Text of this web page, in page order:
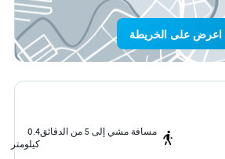
اعرض على الخريطة
مسافة مشي إلى 5 من الدقائق
0.4
كيلومتر